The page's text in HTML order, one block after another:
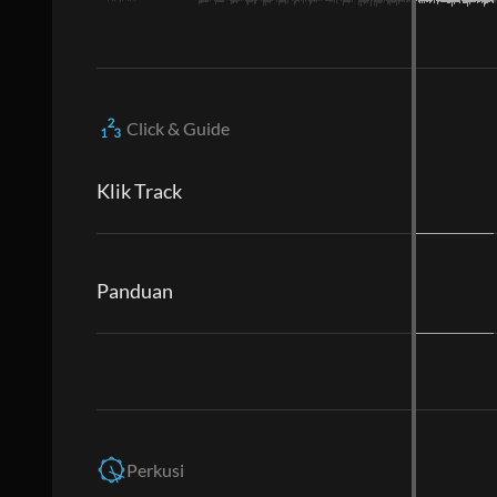
Click & Guide
Klik Track
Panduan
Perkusi